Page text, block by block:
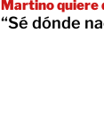
Martino quiere
“Sé dónde